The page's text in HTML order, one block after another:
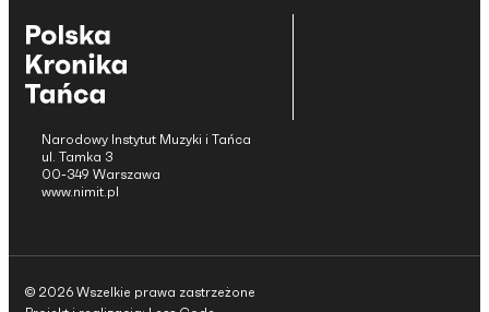
Narodowy Instytut Muzyki i Tańca
ul. Tamka 3
00-349 Warszawa
www.nimit.pl
© 2026 Wszelkie prawa zastrzeżone